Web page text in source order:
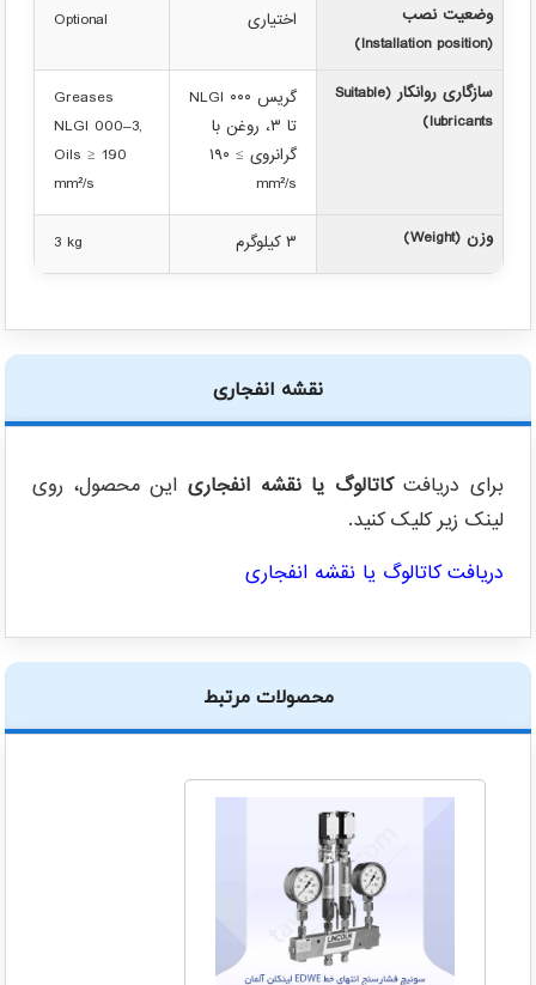
وضعیت نصب
(Installation position)
اختیاری Optional
سازگاری روانکار (Suitable
lubricants)
گریس NLGI ۰۰۰
تا ۳، روغن با
گرانروی ≥ ۱۹۰
mm²/s
Greases
NLGI 000–3,
Oils ≥ 190
mm²/s
وزن (Weight)
۳ کیلوگرم 3 kg
نقشه انفجاری
برای دریافتکاتالوگ یا نقشه انفجاری این محصول، روی
لینک زیر کلیک کنید.
دریافت کاتالوگ یا نقشه انفجاری
محصولات مرتبط